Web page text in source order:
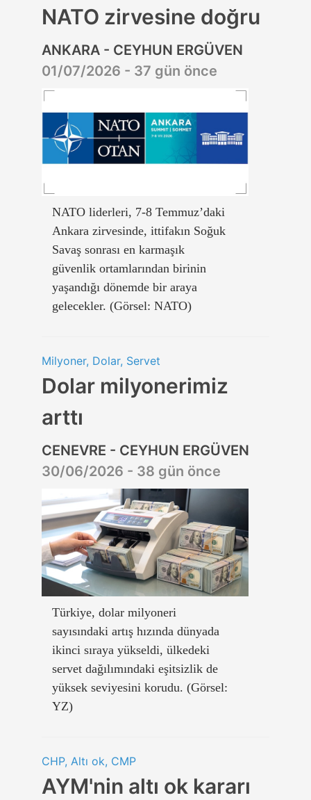
NATO zirvesine doğru
ANKARA - CEYHUN ERGÜVEN
01/07/2026 - 37 gün önce
NATO liderleri, 7-8 Temmuz’daki
Ankara zirvesinde, ittifakın Soğuk
Savaş sonrası en karmaşık
güvenlik ortamlarından birinin
yaşandığı dönemde bir araya
gelecekler. (Görsel: NATO)
Milyoner, Dolar, Servet
Dolar milyonerimiz
arttı
CENEVRE - CEYHUN ERGÜVEN
30/06/2026 - 38 gün önce
Türkiye, dolar milyoneri
sayısındaki artış hızında dünyada
ikinci sıraya yükseldi, ülkedeki
servet dağılımındaki eşitsizlik de
yüksek seviyesini korudu. (Görsel:
YZ)
CHP, Altı ok, CMP
AYM'nin altı ok kararı